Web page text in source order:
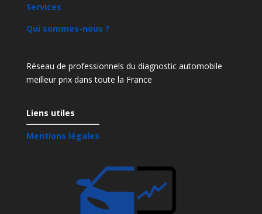
Services
Qui sommes-nous ?
Réseau de professionnels du diagnostic automobile
meilleur prix dans toute la France
Liens utiles
Mentions légales